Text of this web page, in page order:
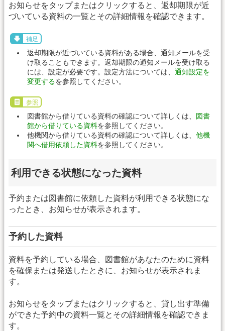
お知らせをタップまたはクリックすると、返却期限が近
づいている資料の一覧とその詳細情報を確認できます。
補足
返却期限が近づいている資料がある場合、通知メールを受
け取ることもできます。返却期限の通知メールを受け取る
には、設定が必要です。設定方法については、 通知設定を
変更するを参照してください。
参照
図書館から借りている資料の確認について詳しくは、 図書
館から借りている資料を参照してください。
他機関から借りている資料の確認について詳しくは、 他機
関へ借用依頼した資料を参照してください。
利用できる状態になった資料
予約または図書館に依頼した資料が利用できる状態にな
ったとき、お知らせが表示されます。
予約した資料
資料を予約している場合、図書館があなたのために資料
を確保または発送したときに、お知らせが表示されま
す。
お知らせをタップまたはクリックすると、貸し出す準備
ができた予約中の資料一覧とその詳細情報を確認できま
す。